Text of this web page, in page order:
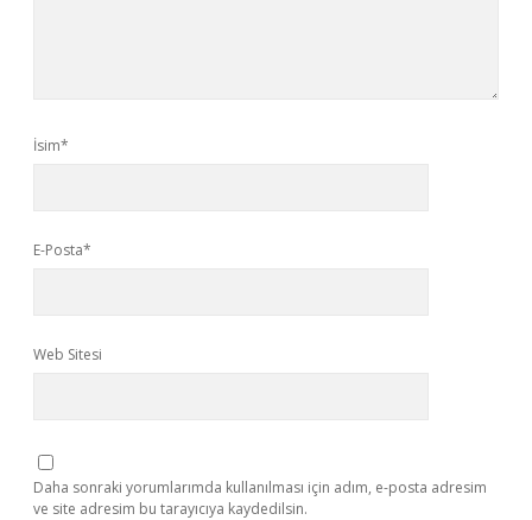
İsim*
E-Posta*
Web Sitesi
Daha sonraki yorumlarımda kullanılması için adım, e-posta adresim
ve site adresim bu tarayıcıya kaydedilsin.